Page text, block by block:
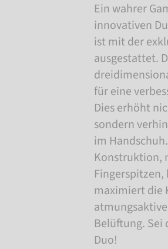
Ein wahrer
innovativen
ist mit der
ausgestattet.
für eine
Dies erhöht
sondern
im
Konstruktion,
maximiert die
Belüftung. Sei
Duo!